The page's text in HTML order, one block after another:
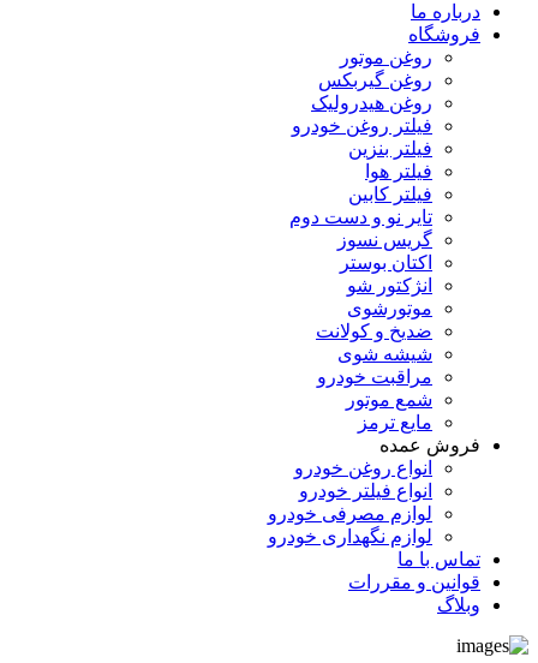
درباره ما
فروشگاه
روغن موتور
روغن گیربکس
روغن هیدرولیک
فیلتر روغن خودرو
فیلتر بنزین
فیلتر هوا
فیلتر کابین
تایر نو و دست دوم
گریس نسوز
اکتان بوستر
انژکتور شو
موتورشوی
ضدیخ و کولانت
شیشه شوی
مراقبت خودرو
شمع موتور
مایع ترمز
فروش عمده
انواع روغن خودرو
انواع فیلتر خودرو
لوازم مصرفی خودرو
لوازم نگهداری خودرو
تماس با ما
قوانین و مقررات
وبلاگ